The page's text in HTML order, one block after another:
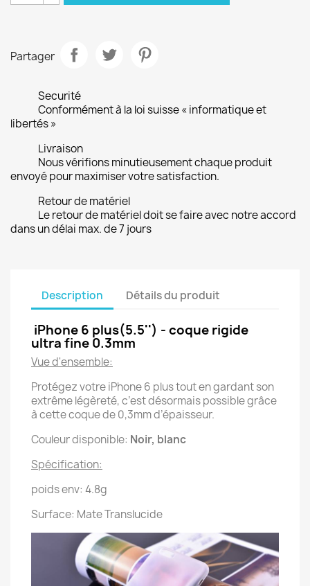
Partager
Securité
Conformément à la loi suisse « informatique et
libertés »
Livraison
Nous vérifions minutieusement chaque produit
envoyé pour maximiser votre satisfaction.
Retour de matériel
Le retour de matériel doit se faire avec notre accord
dans un délai max. de 7 jours
Description Détails du produit
iPhone 6 plus(5.5'') - coque rigide
ultra fine 0.3mm
Vue d'ensemble:
Protégez votre iPhone 6 plus tout en gardant son
extrême légèreté, c’est désormais possible grâce
à cette coque de 0,3mm d’épaisseur.
Couleur disponible: Noir, blanc
Spécification:
poids env: 4.8g
Surface: Mate Translucide